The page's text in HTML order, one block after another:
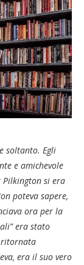
soltanto. Egli
e amichevole
Pilkington si era
poteva sapere,
ora per la
era stato
ritornata
era il suo vero